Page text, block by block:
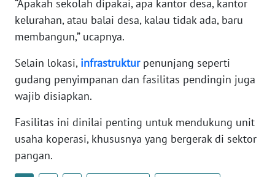
“Apakah sekolah dipakai, apa kantor desa, kantor
kelurahan, atau balai desa, kalau tidak ada, baru
membangun,” ucapnya.
Selain lokasi, infrastrukturpenunjang seperti
gudang penyimpanan dan fasilitas pendingin juga
wajib disiapkan.
Fasilitas ini dinilai penting untuk mendukung unit
usaha koperasi, khususnya yang bergerak di sektor
pangan.
JABAR
WN
WN
NTT
WN
KEPRI
WN